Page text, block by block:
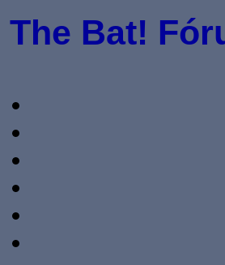
The Bat!